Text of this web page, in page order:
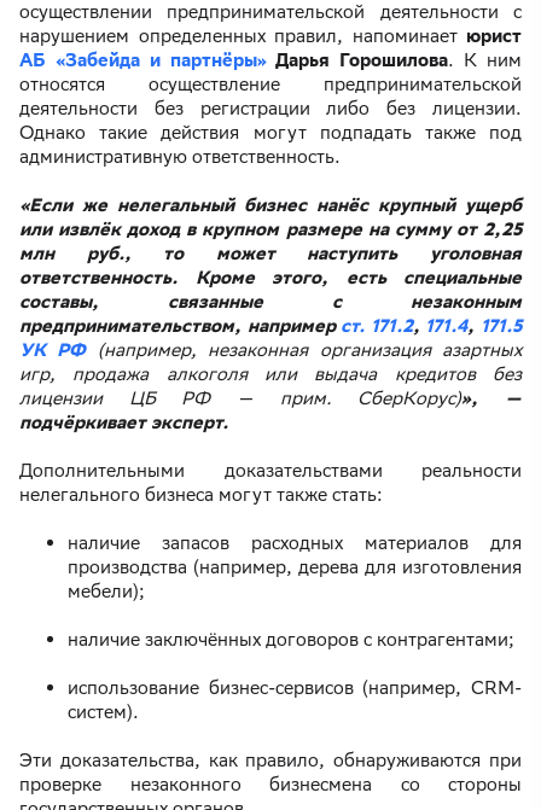
осуществлении предпринимательской деятельности с
нарушением определенных правил, напоминает юрист
АБ «Забейда и партнёры»Дарья Горошилова. К ним
относятся осуществление предпринимательской
деятельности без регистрации либо без лицензии.
Однако такие действия могут подпадать также под
административную ответственность.
«Если же нелегальный бизнес нанёс крупный ущерб
или извлёк доход в крупном размере на сумму от 2,25
млн руб., то может наступить уголовная
ответственность. Кроме этого, есть специальные
составы, связанные с незаконным
предпринимательством, например ст. 171.2, 171.4, 171.5
УК РФ
(например, незаконная организация азартных
игр, продажа алкоголя или выдача кредитов без
лицензии ЦБ РФ — прим. СберКорус)», —
подчёркивает эксперт.
Дополнительными доказательствами реальности
нелегального бизнеса могут также стать:
наличие запасов расходных материалов для
производства (например, дерева для изготовления
мебели);
наличие заключённых договоров с контрагентами;
использование бизнес-сервисов (например, CRM-
систем).
Эти доказательства, как правило, обнаруживаются при
проверке незаконного бизнесмена со стороны